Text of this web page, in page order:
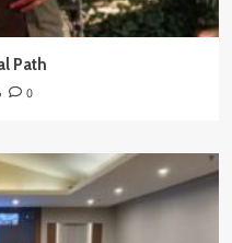
Path
0